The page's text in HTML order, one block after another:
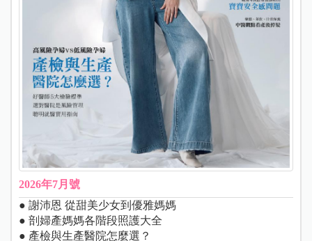
2026年7月號
● 謝沛恩 從甜美少女到優雅媽媽
● 剖婦產媽媽各階段照護大全
● 產檢與生產醫院怎麼選？